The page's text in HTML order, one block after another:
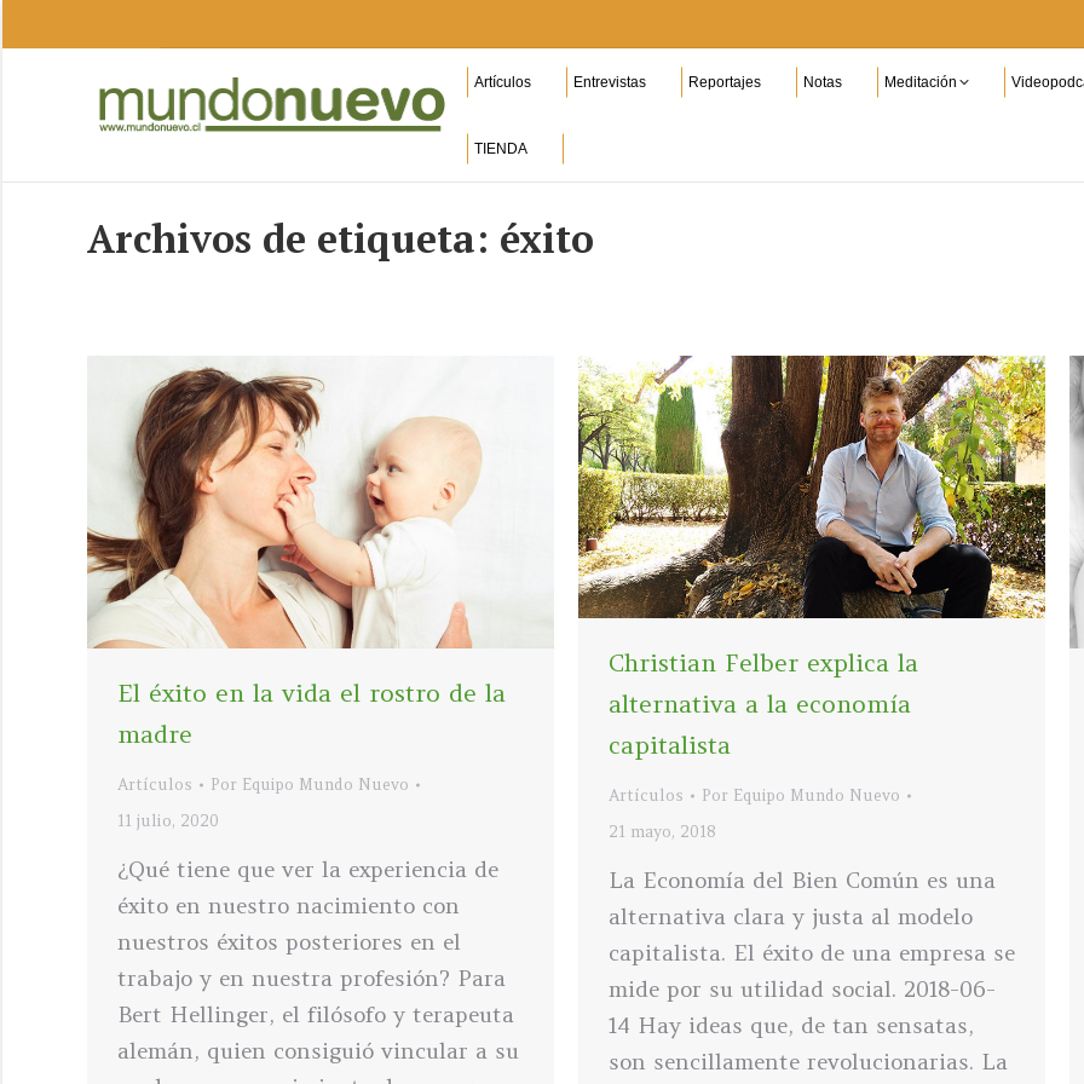
Artículos Entrevistas Reportajes Notas Meditación
TIENDA
Archivos de etiqueta: éxito
El éxito en la vida el rostro de la
madre
Artículos Por Equipo Mundo Nuevo
11 julio, 2020
¿Qué tiene que ver la experiencia de
éxito en nuestro nacimiento con
nuestros éxitos posteriores en el
trabajo y en nuestra profesión? Para
Bert Hellinger, el filósofo y terapeuta
alemán, quien consiguió vincular a su
Christian Felber explica la
alternativa a la economía
capitalista
Artículos Por Equipo Mundo Nuevo
21 mayo, 2018
La Economía del Bien Común es una
alternativa clara y justa al modelo
capitalista. El éxito de una empresa se
mide por su utilidad social. 2018-06-
14 Hay ideas que, de tan sensatas,
son sencillamente revolucionarias. La